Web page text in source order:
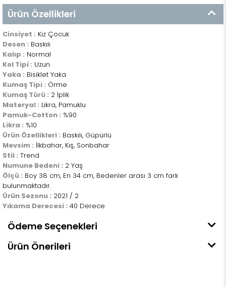
Ürün Özellikleri
Cinsiyet : Kız Çocuk
Desen : Baskılı
Kalıp : Normal
Kol Tipi : Uzun
Yaka : Bisiklet Yaka
Kumaş Tipi : Örme
Kumaş Türü : 2 İplik
Materyal : Likra, Pamuklu
Pamuk-Cotton : %90
Likra : %10
Ürün Özellikleri : Baskılı, Güpürlü
Mevsim : İlkbahar, Kış, Sonbahar
Stil : Trend
Numune Bedeni : 2 Yaş
Ölçü : Boy 38 cm, En 34 cm, Bedenler arası 3 cm fark
bulunmaktadır.
Ürün Sezonu : 2021 / 2
Yıkama Derecesi : 40 Derece
Ödeme Seçenekleri
Ürün Önerileri